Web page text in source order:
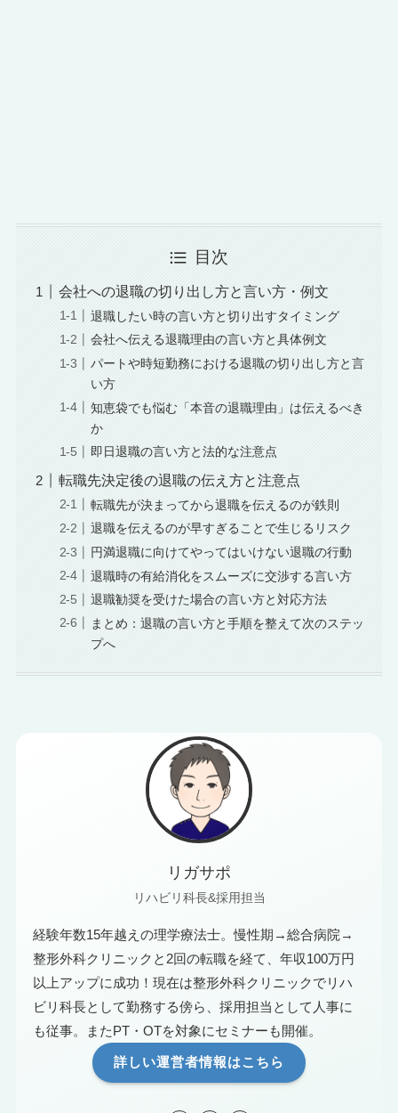
目次
会社への退職の切り出し方と言い方・例文
退職したい時の言い方と切り出すタイミング
会社へ伝える退職理由の言い方と具体例文
パートや時短勤務における退職の切り出し方と言
い方
知恵袋でも悩む「本音の退職理由」は伝えるべき
か
即日退職の言い方と法的な注意点
転職先決定後の退職の伝え方と注意点
転職先が決まってから退職を伝えるのが鉄則
退職を伝えるのが早すぎることで生じるリスク
円満退職に向けてやってはいけない退職の行動
退職時の有給消化をスムーズに交渉する言い方
退職勧奨を受けた場合の言い方と対応方法
まとめ：退職の言い方と手順を整えて次のステッ
プへ
リガサポ
リハビリ科長&採用担当
経験年数15年越えの理学療法士。慢性期→総合病院→
整形外科クリニックと2回の転職を経て、年収100万円
以上アップに成功！現在は整形外科クリニックでリハ
ビリ科長として勤務する傍ら、採用担当として人事に
も従事。またPT・OTを対象にセミナーも開催。
詳しい運営者情報はこちら